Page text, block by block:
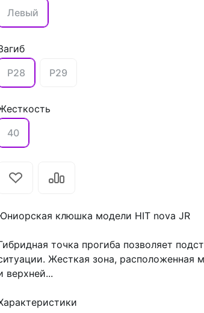
Левый
P28
P29
40
клюшка модели HIT nova JR
точка прогиба позволяет
Жесткая зона,
верхней...